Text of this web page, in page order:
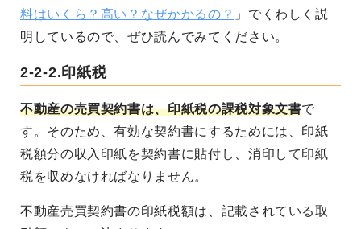
料はいくら？高い？なぜかかるの？ 」でくわしく説
明しているので、ぜひ読んでみてください。
2-2-2.印紙税
不動産の売買契約書は、印紙税の課税対象文書で
す。そのため、有効な契約書にするためには、印紙
税額分の収入印紙を契約書に貼付し、消印して印紙
税を収めなければなりません。
不動産売買契約書の印紙税額は、記載されている取